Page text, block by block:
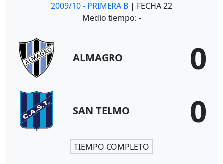
2009/10 - PRIMERA B | FECHA 22
Medio tiempo: -
ALMAGRO 0
SAN TELMO 0
TIEMPO COMPLETO